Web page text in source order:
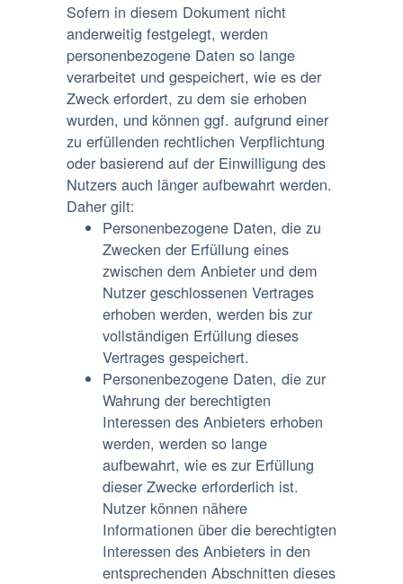
Sofern in diesem Dokument nicht
anderweitig festgelegt, werden
personenbezogene Daten so lange
verarbeitet und gespeichert, wie es der
Zweck erfordert, zu dem sie erhoben
wurden, und können ggf. aufgrund einer
zu erfüllenden rechtlichen Verpflichtung
oder basierend auf der Einwilligung des
Nutzers auch länger aufbewahrt werden.
Daher gilt:
Personenbezogene Daten, die zu
Zwecken der Erfüllung eines
zwischen dem Anbieter und dem
Nutzer geschlossenen Vertrages
erhoben werden, werden bis zur
vollständigen Erfüllung dieses
Vertrages gespeichert.
Personenbezogene Daten, die zur
Wahrung der berechtigten
Interessen des Anbieters erhoben
werden, werden so lange
aufbewahrt, wie es zur Erfüllung
dieser Zwecke erforderlich ist.
Nutzer können nähere
Informationen über die berechtigten
Interessen des Anbieters in den
entsprechenden Abschnitten dieses